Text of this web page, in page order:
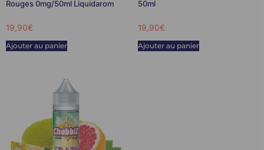
Rouges 0mg/50ml Liquidarom
19,90€
Ajouter au panier
50ml
19,90€
Ajouter au panier